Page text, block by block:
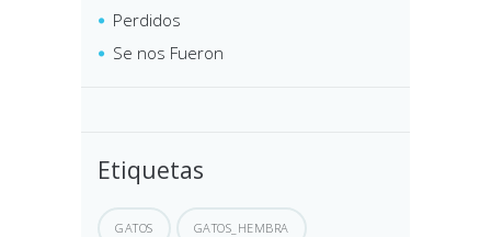
Perdidos
Se nos Fueron
Etiquetas
GATOS GATOS_HEMBRA